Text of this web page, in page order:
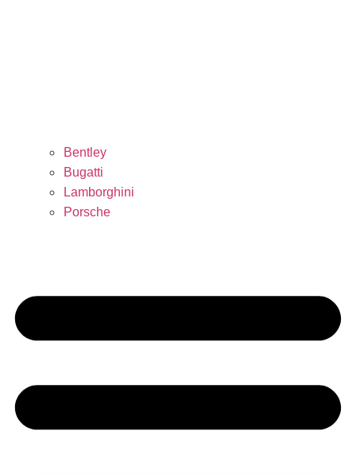
Bentley
Bugatti
Lamborghini
Porsche